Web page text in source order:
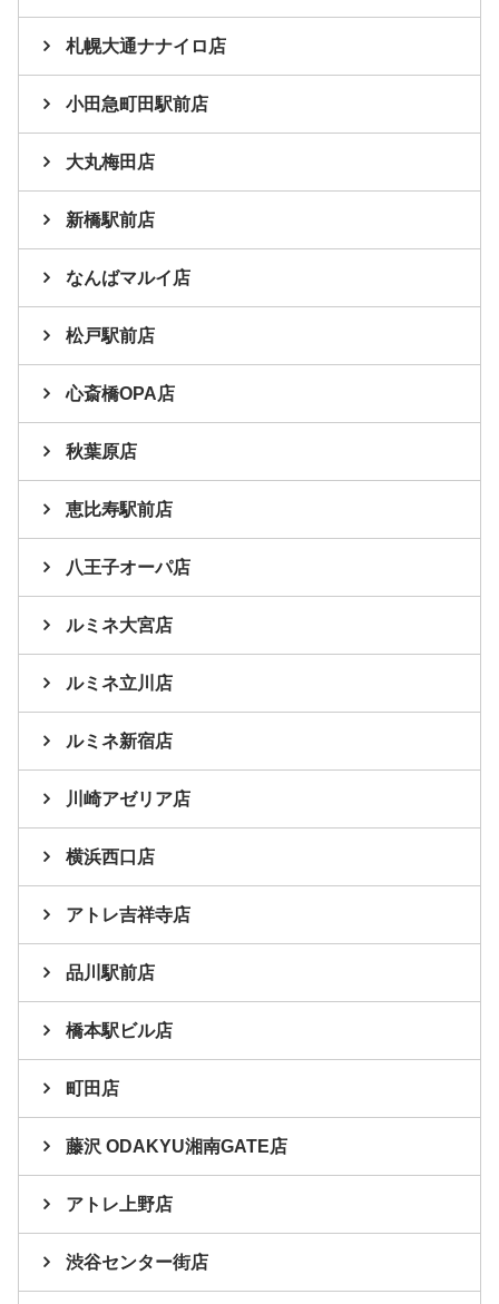
札幌大通ナナイロ店
小田急町田駅前店
大丸梅田店
新橋駅前店
なんばマルイ店
松戸駅前店
心斎橋OPA店
秋葉原店
恵比寿駅前店
八王子オーパ店
ルミネ大宮店
ルミネ立川店
ルミネ新宿店
川崎アゼリア店
横浜西口店
アトレ吉祥寺店
品川駅前店
橋本駅ビル店
町田店
藤沢 ODAKYU湘南GATE店
アトレ上野店
渋谷センター街店